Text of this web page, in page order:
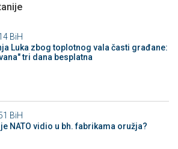
BiH
Luka zbog toplotnog vala časti građane:
tri dana besplatna
BiH
je NATO vidio u bh. fabrikama oružja?